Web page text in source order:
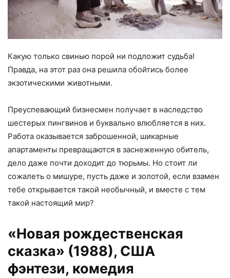
Какую только свинью порой ни подложит судьба!
Правда, на этот раз она решила обойтись более
экзотическими животными.
Преуспевающий бизнесмен получает в наследство
шестерых пингвинов и буквально влюбляется в них.
Работа оказывается заброшенной, шикарные
апартаменты превращаются в заснеженную обитель,
дело даже почти доходит до тюрьмы. Но стоит ли
сожалеть о мишуре, пусть даже и золотой, если взамен
тебе открывается такой необычный, и вместе с тем
такой настоящий мир?
«Новая рождественская
сказка» (1988), США
фэнтези, комедия